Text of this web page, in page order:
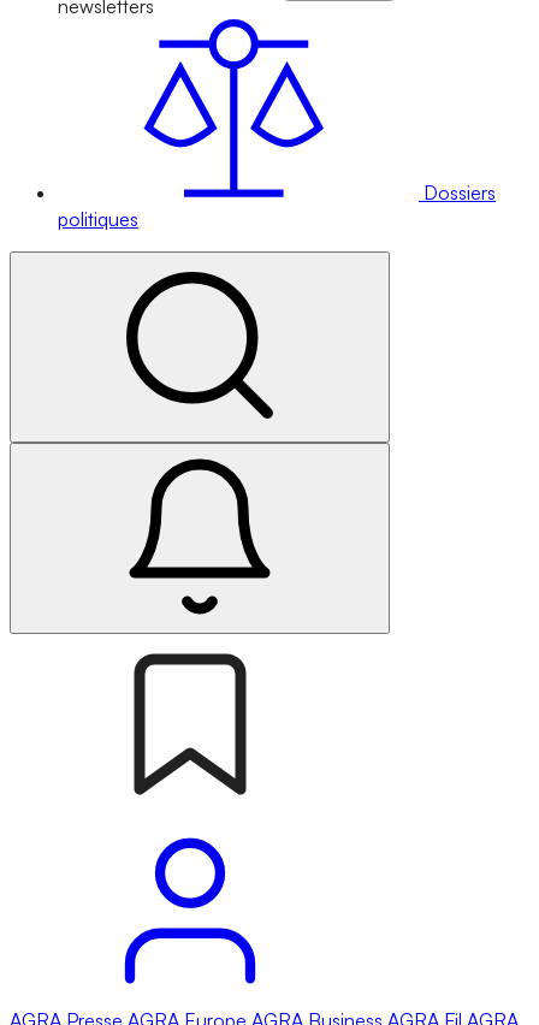
newsletters
Dossiers
politiques
AGRA Presse AGRA Europe AGRA Business AGRA Fil AGRA